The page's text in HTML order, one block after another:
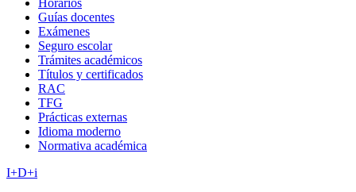
Horarios
Guías docentes
Exámenes
Seguro escolar
Trámites académicos
Títulos y certificados
RAC
TFG
Prácticas externas
Idioma moderno
Normativa académica
I+D+i